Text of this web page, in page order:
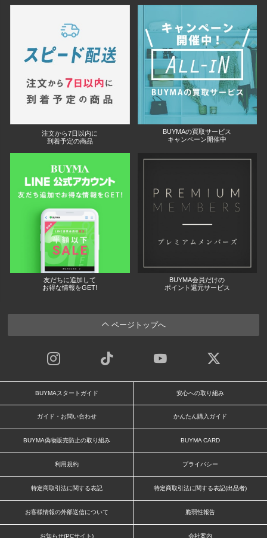
注文から7日以内に
到着予定の商品
BUYMAの買取サービス
キャンペーン開催中
友だちに追加して
お得な情報をGET!
BUYMA会員だけの
ポイント還元サービス
ページトップへ
BUYMAスタートガイド 安心への取り組み
ガイド・お問い合わせ かんたん購入ガイド
BUYMA偽物販売防止の取り組み BUYMA CARD
利用規約 プライバシー
特定商取引法に関する表記 特定商取引法に関する表記(出品者)
お客様情報の外部送信について 脆弱性報告
お知らせ(PCサイト) 会社案内